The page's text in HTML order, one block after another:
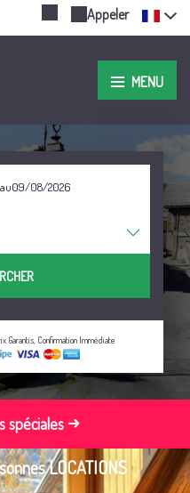
Appeler
MENU
au
Garantis, Confirmation Immédiate
spéciales
LOCATIONS